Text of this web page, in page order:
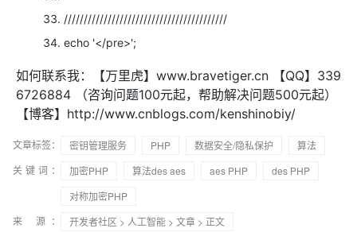
/////////////////////////////////////////
echo '</pre>';
如何联系我：【万里虎】www.bravetiger.cn 【QQ】339
6726884 （咨询问题100元起，帮助解决问题500元起）
【博客】http://www.cnblogs.com/kenshinobiy/
文章标签： 密钥管理服务 PHP 数据安全/隐私保护
算法
关键词：
加密PHP 算法des aes aes PHP
des PHP
对称加密PHP
来 源：
开发者社区 > 人工智能 > 文章 > 正文